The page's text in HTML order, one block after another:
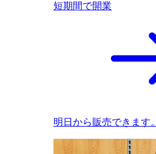
短期間で開業
明日から販売できます。